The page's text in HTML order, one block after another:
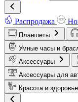
Распродажа
Планшеты
Умные часы и
Аксессуары
Аксессуары для
Красота и здоровье